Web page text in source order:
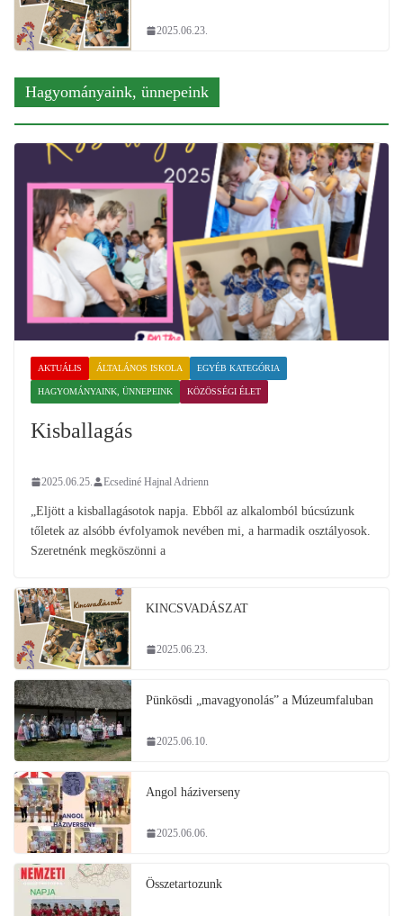
2025.06.23.
Hagyományaink, ünnepeink
AKTUÁLIS ÁLTALÁNOS ISKOLA EGYÉB KATEGÓRIA
HAGYOMÁNYAINK, ÜNNEPEINK KÖZÖSSÉGI ÉLET
Kisballagás
2025.06.25. Ecsediné Hajnal Adrienn
„Eljött a kisballagásotok napja. Ebből az alkalomból búcsúzunk
tőletek az alsóbb évfolyamok nevében mi, a harmadik osztályosok.
Szeretnénk megköszönni a
KINCSVADÁSZAT
2025.06.23.
Pünkösdi „mavagyonolás” a Múzeumfaluban
2025.06.10.
Angol háziverseny
2025.06.06.
Összetartozunk